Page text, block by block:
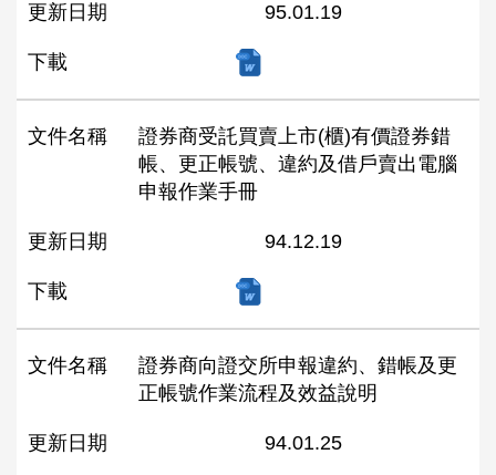
更新日期 95.01.19
下載
文件名稱
證券商受託買賣上市(櫃)有價證券錯
帳、更正帳號、違約及借戶賣出電腦
申報作業手冊
更新日期 94.12.19
下載
文件名稱
證券商向證交所申報違約、錯帳及更
正帳號作業流程及效益說明
更新日期 94.01.25